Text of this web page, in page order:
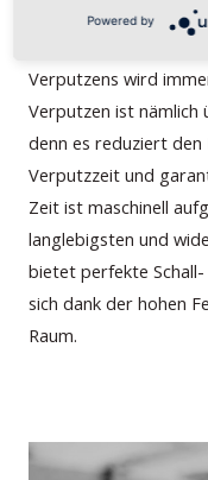
sowohl den Hand- als
Verputzens wird
Verputzen ist nämlich
denn es reduziert
Verputzzeit und
Zeit ist maschinell
langlebigsten und
bietet perfekte
sich dank der hohen
Raum.
Powered by